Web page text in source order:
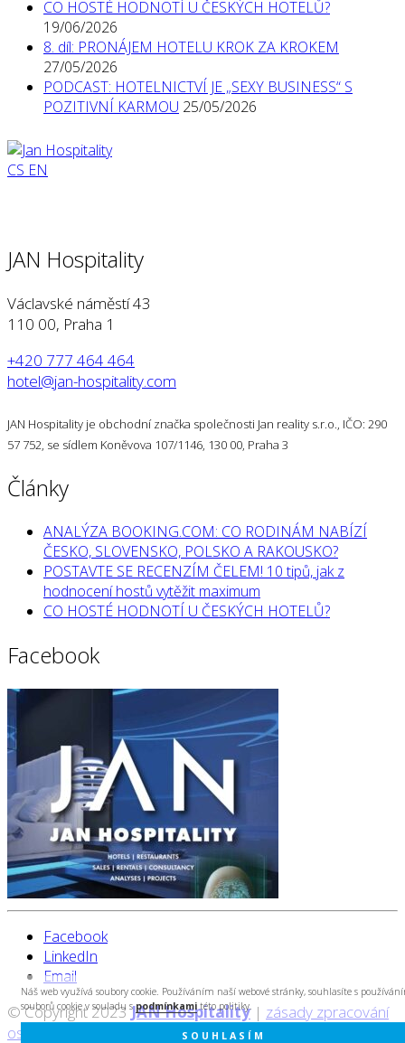
Náš web využívá soubory cookie. Používáním naší webové stránky, souhlasíte s
souborů cookie v souladu spodmínkamitéto politiky.
SOUHLASÍM
CO HOSTÉ HODNOTÍ U ČESKÝCH HOTELŮ?
19/06/2026
8. díl: PRONÁJEM HOTELU KROK ZA KROKEM
27/05/2026
PODCAST: HOTELNICTVÍ JE „SEXY BUSINESS“ S
POZITIVNÍ KARMOU 25/05/2026
CS EN
JAN Hospitality
Václavské náměstí 43
110 00, Praha 1
+420 777 464 464
hotel@jan-hospitality.com
JAN Hospitality je obchodní značka společnosti Jan reality s.r.o., IČO: 290
57 752, se sídlem Koněvova 107/1146, 130 00, Praha 3
Články
ANALÝZA BOOKING.COM: CO RODINÁM NABÍZÍ
ČESKO, SLOVENSKO, POLSKO A RAKOUSKO?
POSTAVTE SE RECENZÍM ČELEM! 10 tipů, jak z
hodnocení hostů vytěžit maximum
CO HOSTÉ HODNOTÍ U ČESKÝCH HOTELŮ?
Facebook
Facebook
LinkedIn
Email
© Copyright 2023JAN Hospitality| zásady zpracování
osobních údajů
created by Cyberart